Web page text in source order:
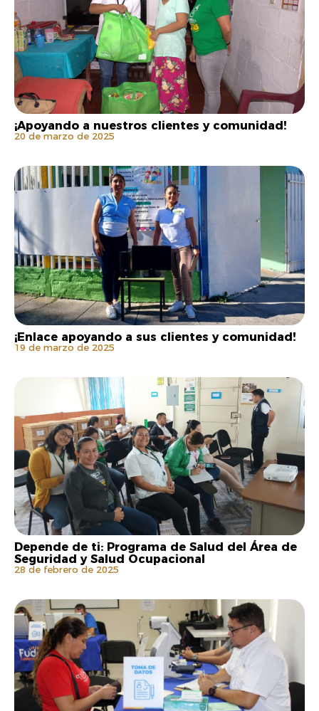
¡Apoyando a nuestros clientes y comunidad!
20 de marzo de 2025
¡Enlace apoyando a sus clientes y comunidad!
19 de marzo de 2025
Depende de ti: Programa de Salud del Área de
Seguridad y Salud Ocupacional
28 de febrero de 2025